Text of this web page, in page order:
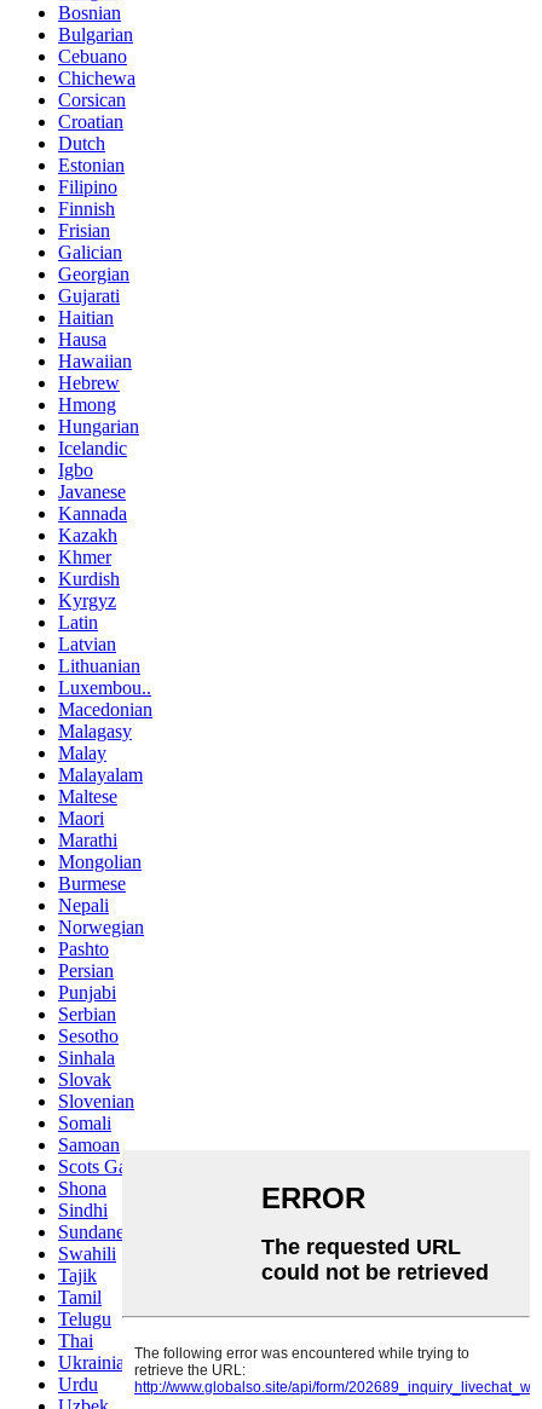
Bosnian
Bulgarian
Cebuano
Chichewa
Corsican
Croatian
Dutch
Estonian
Filipino
Finnish
Frisian
Galician
Georgian
Gujarati
Haitian
Hausa
Hawaiian
Hebrew
Hmong
Hungarian
Icelandic
Igbo
Javanese
Kannada
Kazakh
Khmer
Kurdish
Kyrgyz
Latin
Latvian
Lithuanian
Luxembou..
Macedonian
Malagasy
Malay
Malayalam
Maltese
Maori
Marathi
Mongolian
Burmese
Nepali
Norwegian
Pashto
Persian
Punjabi
Serbian
Sesotho
Sinhala
Slovak
Slovenian
Somali
Samoan
Scots Gaelic
Shona
Sindhi
Sundanese
Swahili
Tajik
Tamil
Telugu
Thai
Ukrainian
Urdu